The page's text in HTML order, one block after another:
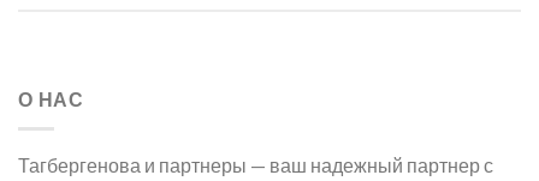
О НАС
Тагбергенова и партнеры — ваш надежный партнер с